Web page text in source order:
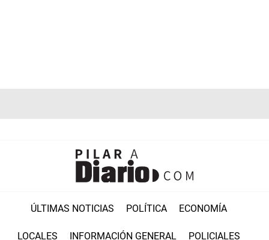
ÚLTIMAS NOTICIAS POLÍTICA ECONOMÍA
LOCALES INFORMACIÓN GENERAL POLICIALES